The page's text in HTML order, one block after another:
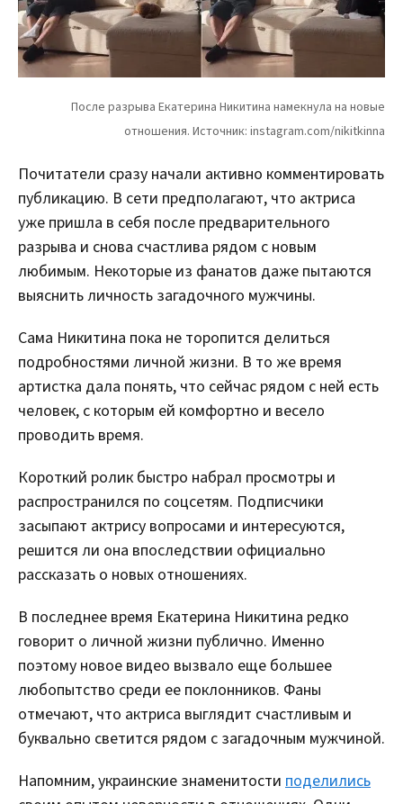
Почитатели сразу начали активно комментировать
публикацию. В сети предполагают, что актриса
уже пришла в себя после предварительного
разрыва и снова счастлива рядом с новым
любимым. Некоторые из фанатов даже пытаются
выяснить личность загадочного мужчины.
Сама Никитина пока не торопится делиться
подробностями личной жизни. В то же время
артистка дала понять, что сейчас рядом с ней есть
человек, с которым ей комфортно и весело
проводить время.
Короткий ролик быстро набрал просмотры и
распространился по соцсетям. Подписчики
засыпают актрису вопросами и интересуются,
решится ли она впоследствии официально
рассказать о новых отношениях.
В последнее время Екатерина Никитина редко
говорит о личной жизни публично. Именно
поэтому новое видео вызвало еще большее
любопытство среди ее поклонников. Фаны
отмечают, что актриса выглядит счастливым и
буквально светится рядом с загадочным мужчиной.
Напомним, украинские знаменитости поделились